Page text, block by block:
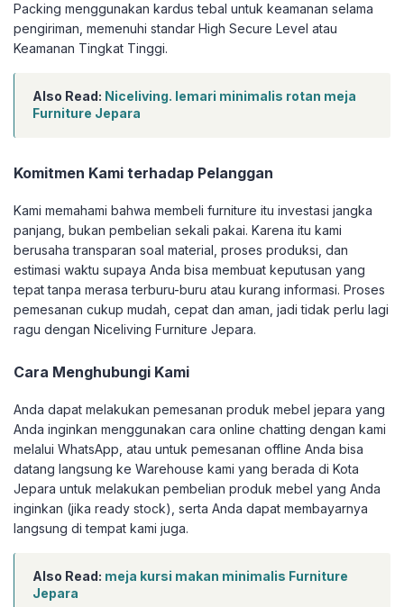
Packing menggunakan kardus tebal untuk keamanan selama
pengiriman, memenuhi standar High Secure Level atau
Keamanan Tingkat Tinggi.
Also Read: Niceliving. lemari minimalis rotan meja
Furniture Jepara
Komitmen Kami terhadap Pelanggan
Kami memahami bahwa membeli furniture itu investasi jangka
panjang, bukan pembelian sekali pakai. Karena itu kami
berusaha transparan soal material, proses produksi, dan
estimasi waktu supaya Anda bisa membuat keputusan yang
tepat tanpa merasa terburu-buru atau kurang informasi. Proses
pemesanan cukup mudah, cepat dan aman, jadi tidak perlu lagi
ragu dengan Niceliving Furniture Jepara.
Cara Menghubungi Kami
Anda dapat melakukan pemesanan produk mebel jepara yang
Anda inginkan menggunakan cara online chatting dengan kami
melalui WhatsApp, atau untuk pemesanan offline Anda bisa
datang langsung ke Warehouse kami yang berada di Kota
Jepara untuk melakukan pembelian produk mebel yang Anda
inginkan (jika ready stock), serta Anda dapat membayarnya
langsung di tempat kami juga.
Also Read: meja kursi makan minimalis Furniture
Jepara